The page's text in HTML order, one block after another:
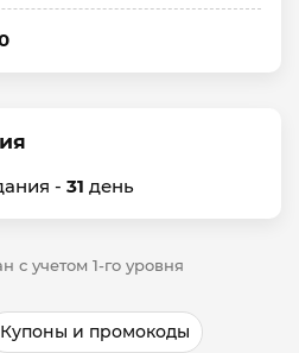
- 31 день
с учетом 1-го уровня
Купоны и промокоды